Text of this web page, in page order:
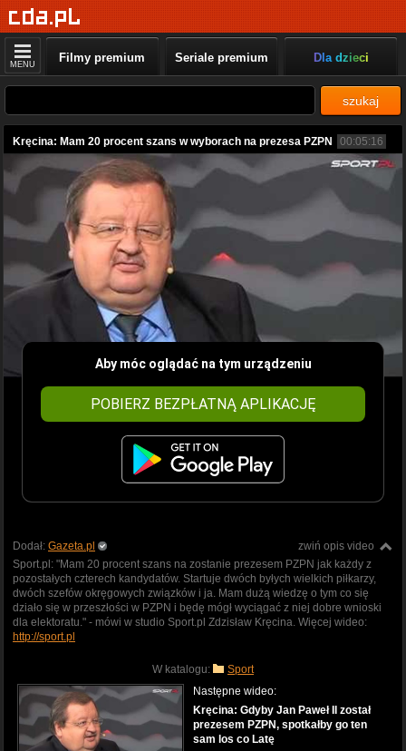
MENU Filmy premium Seriale premium Dla dzieci
szukaj
Kręcina: Mam 20 procent szans w wyborach na prezesa PZPN 00:05:16
Aby móc oglądać na tym urządzeniu
POBIERZ BEZPŁATNĄ APLIKACJĘ
zwiń opis video
Dodał: Gazeta.pl
Sport.pl: "Mam 20 procent szans na zostanie prezesem PZPN jak każdy z
pozostałych czterech kandydatów. Startuje dwóch byłych wielkich piłkarzy,
dwóch szefów okręgowych związków i ja. Mam dużą wiedzę o tym co się
działo się w przeszłości w PZPN i będę mógł wyciągać z niej dobre wnioski
dla elektoratu." - mówi w studio Sport.pl Zdzisław Kręcina. Więcej wideo:
http://sport.pl
W katalogu: Sport
Następne wideo:
Kręcina: Gdyby Jan Paweł II został
prezesem PZPN, spotkałby go ten
sam los co Latę